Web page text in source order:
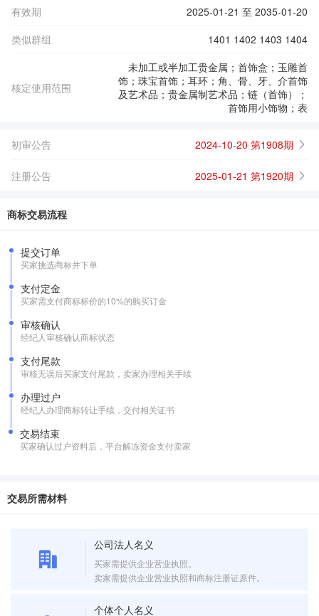
有效期
2025-01-21 至 2035-01-20
类似群组
1401 1402 1403 1404
核定使用范围
未加工或半加工贵金属；首饰盒；玉雕首
饰；珠宝首饰；耳环；角、骨、牙、介首饰
及艺术品；贵金属制艺术品；链（首饰）；
首饰用小饰物；表
初审公告 2024-10-20 第1908期
注册公告 2025-01-21 第1920期
商标交易流程
提交订单
买家挑选商标并下单
支付定金
买家需支付商标标价的10%的购买订金
审核确认
经纪人审核确认商标状态
支付尾款
审核无误后买家支付尾款，卖家办理相关手续
办理过户
经纪人办理商标转让手续，交付相关证书
交易结束
买家确认过户资料后，平台解冻资金支付卖家
交易所需材料
公司法人名义
买家需提供企业营业执照。
卖家需提供企业营业执照和商标注册证原件。
个体个人名义